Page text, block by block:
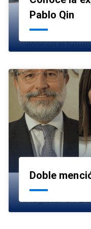
Pablo Qin
Doble